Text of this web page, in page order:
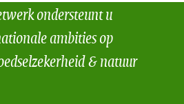
ondersteunt u
ambities op
& natuur